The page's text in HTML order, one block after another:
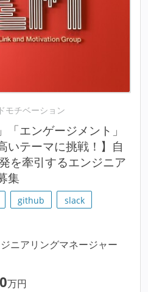
モチベーション
「エンゲージメント」
いテーマに挑戦！】自
を牽引するエンジニア
集
github
slack
ニアリングマネージャー
万円